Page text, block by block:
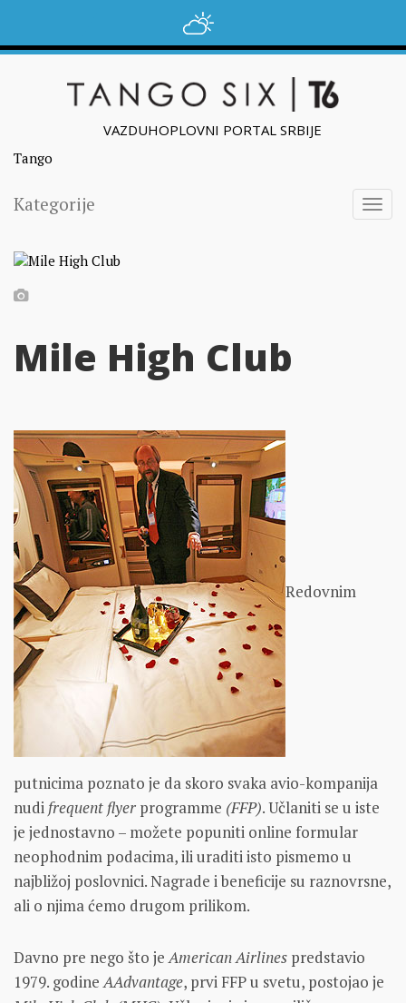
VAZDUHOPLOVNI PORTAL SRBIJE
Tango
Kategorije
Mile High Club
Redovnim
putnicima poznato je da skoro svaka avio-kompanija
nudi frequent flyer programme (FFP). Učlaniti se u iste
je jednostavno – možete popuniti online formular
neophodnim podacima, ili uraditi isto pismemo u
najbližoj poslovnici. Nagrade i beneficije su raznovrsne,
ali o njima ćemo drugom prilikom.
Davno pre nego što jeAmerican Airlines predstavio
1979. godineAAdvantage, prvi FFP u svetu, postojao je